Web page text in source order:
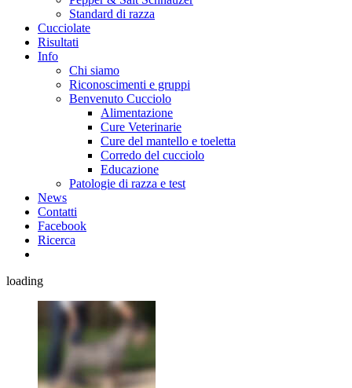
Standard di razza
Cucciolate
Risultati
Info
Chi siamo
Riconoscimenti e gruppi
Benvenuto Cucciolo
Alimentazione
Cure Veterinarie
Cure del mantello e toeletta
Corredo del cucciolo
Educazione
Patologie di razza e test
News
Contatti
Facebook
Ricerca
loading